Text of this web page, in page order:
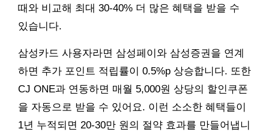
때와 비교해 최대 30-40% 더 많은 혜택을 받을 수
있습니다.
삼성카드 사용자라면 삼성페이와 삼성증권을 연계
하면 추가 포인트 적립률이 0.5%p 상승합니다. 또한
CJ ONE과 연동하면 매월 5,000원 상당의 할인쿠폰
을 자동으로 받을 수 있어요. 이런 소소한 혜택들이
1년 누적되면 20-30만 원의 절약 효과를 만들어냅니